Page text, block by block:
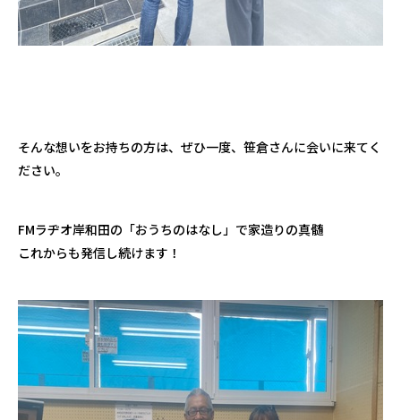
そんな想いをお持ちの方は、ぜひ一度、笹倉さんに会いに来てく
ださい。
FMラヂオ岸和田の「おうちのはなし」で家造りの真髄
これからも発信し続けます！